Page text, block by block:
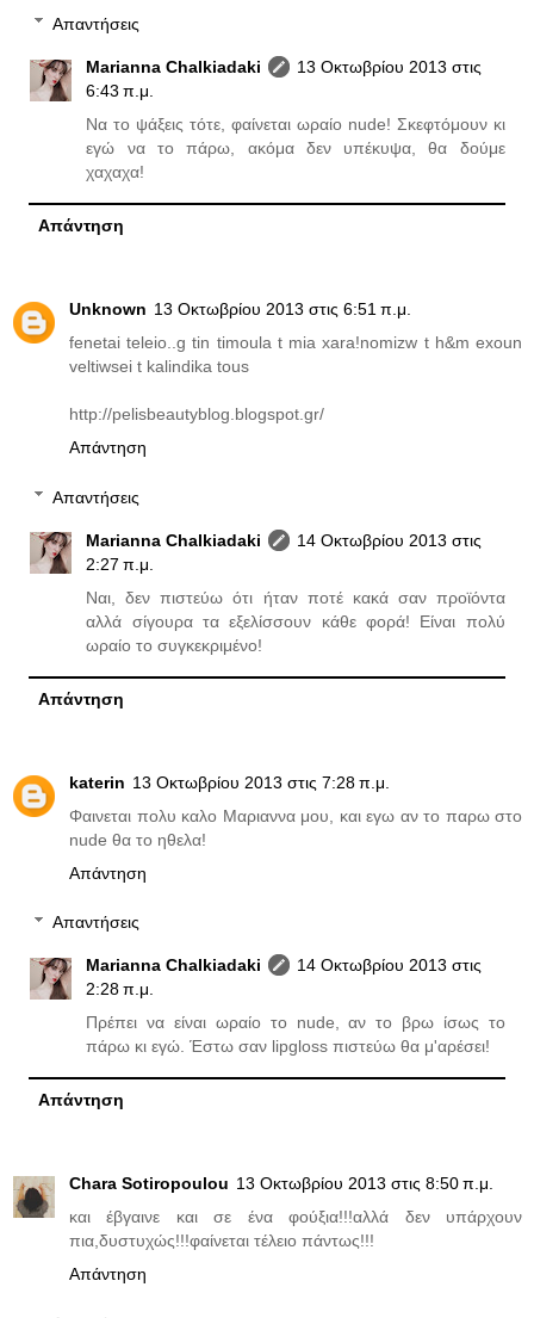
Απαντήσεις
Marianna Chalkiadaki
13 Οκτωβρίου 2013 στις
6:43 π.μ.
Να το ψάξεις τότε, φαίνεται ωραίο nude! Σκεφτόμουν κι
εγώ να το πάρω, ακόμα δεν υπέκυψα, θα δούμε
χαχαχα!
Απάντηση
Unknown 13 Οκτωβρίου 2013 στις 6:51 π.μ.
fenetai teleio..g tin timoula t mia xara!nomizw t h&m exoun
veltiwsei t kalindika tous
http://pelisbeautyblog.blogspot.gr/
Απάντηση
Απαντήσεις
Marianna Chalkiadaki
14 Οκτωβρίου 2013 στις
2:27 π.μ.
Ναι, δεν πιστεύω ότι ήταν ποτέ κακά σαν προϊόντα
αλλά σίγουρα τα εξελίσσουν κάθε φορά! Είναι πολύ
ωραίο το συγκεκριμένο!
Απάντηση
katerin 13 Οκτωβρίου 2013 στις 7:28 π.μ.
Φαινεται πολυ καλο Μαριαννα μου, και εγω αν το παρω στο
nude θα το ηθελα!
Απάντηση
Απαντήσεις
Marianna Chalkiadaki
14 Οκτωβρίου 2013 στις
2:28 π.μ.
Πρέπει να είναι ωραίο το nude, αν το βρω ίσως το
πάρω κι εγώ. Έστω σαν lipgloss πιστεύω θα μ'αρέσει!
Απάντηση
Chara Sotiropoulou 13 Οκτωβρίου 2013 στις 8:50 π.μ.
και έβγαινε και σε ένα φούξια!!!αλλά δεν υπάρχουν
πια,δυστυχώς!!!φαίνεται τέλειο πάντως!!!
Απάντηση